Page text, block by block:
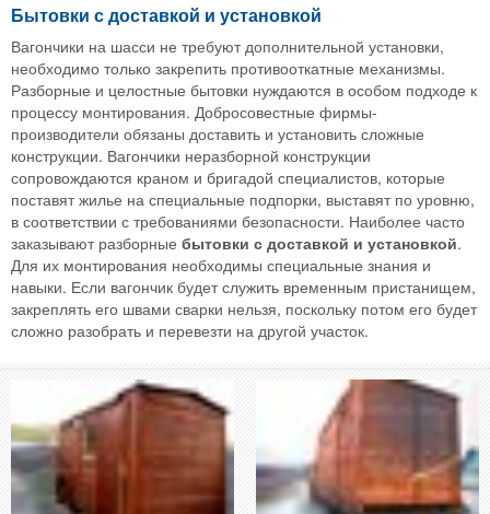
Бытовки с доставкой и установкой
Вагончики на шасси не требуют дополнительной установки,
необходимо только закрепить противооткатные механизмы.
Разборные и целостные бытовки нуждаются в особом подходе к
процессу монтирования. Добросовестные фирмы-
производители обязаны доставить и установить сложные
конструкции. Вагончики неразборной конструкции
сопровождаются краном и бригадой специалистов, которые
поставят жилье на специальные подпорки, выставят по уровню,
в соответствии с требованиями безопасности. Наиболее часто
заказывают разборные бытовки с доставкой и установкой.
Для их монтирования необходимы специальные знания и
навыки. Если вагончик будет служить временным пристанищем,
закреплять его швами сварки нельзя, поскольку потом его будет
сложно разобрать и перевезти на другой участок.